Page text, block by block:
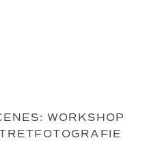
WORKSHOP